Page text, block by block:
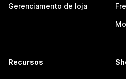
Gerenciamento de loja
Recursos